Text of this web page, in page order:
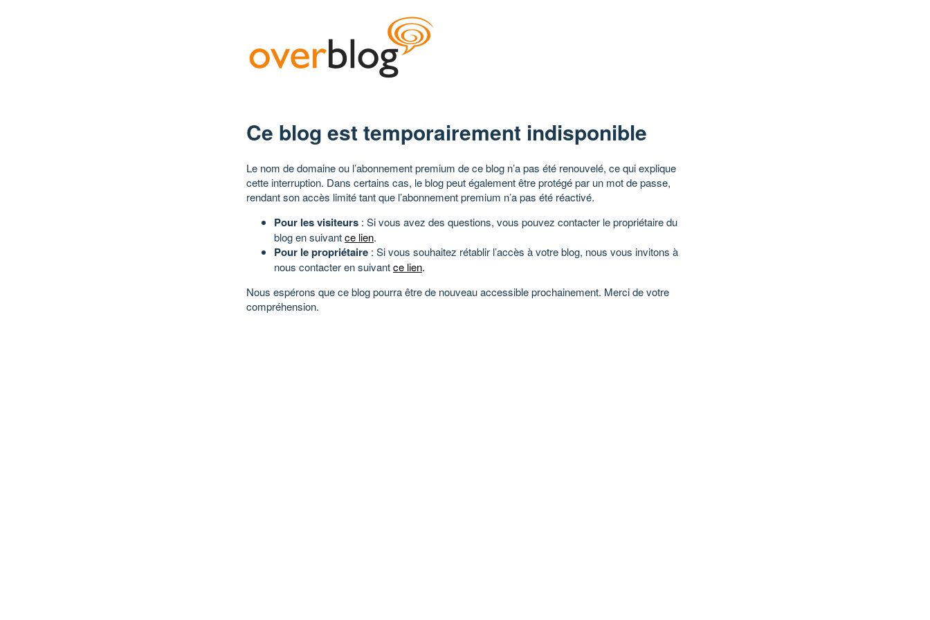
Ce blog est temporairement indisponible
Le nom de domaine ou l’abonnement premium de ce blog n’a pas été renouvelé, ce qui explique
cette interruption. Dans certains cas, le blog peut également être protégé par un mot de passe,
rendant son accès limité tant que l’abonnement premium n’a pas été réactivé.
Pour les visiteurs : Si vous avez des questions, vous pouvez contacter le propriétaire du
blog en suivantce lien.
Pour le propriétaire : Si vous souhaitez rétablir l’accès à votre blog, nous vous invitons à
nous contacter en suivantce lien.
Nous espérons que ce blog pourra être de nouveau accessible prochainement. Merci de votre
compréhension.